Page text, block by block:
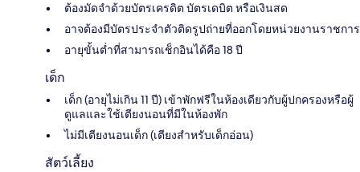
ต้องมัดจำด้วยบัตรเครดิต บัตรเดบิต หรือเงินสด
อาจต้องมีบัตรประจำตัวติดรูปถ่ายที่ออกโดยหน่วยงานราชการ
อายุขั้นต่ำที่สามารถเช็กอินได้คือ 18 ปี
เด็ก
เด็ก (อายุไม่เกิน 11 ปี) เข้าพักฟรีในห้องเดียวกับผู้ปกครองหรือผู้
ดูแลและใช้เตียงนอนที่มีในห้องพัก
ไม่มีเตียงนอนเด็ก (เตียงสำหรับเด็กอ่อน)
สัตว์เลี้ยง